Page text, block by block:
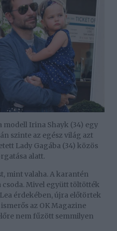
modell Irina Shayk (34) egy
szinte az egész világ azt
Lady Gagába (34) közös
alatt.
mint valaha. A karantén
Mivel együtt töltötték
érdekében, újra előtörtek
az OK Magazine
nem fűzött semmilyen